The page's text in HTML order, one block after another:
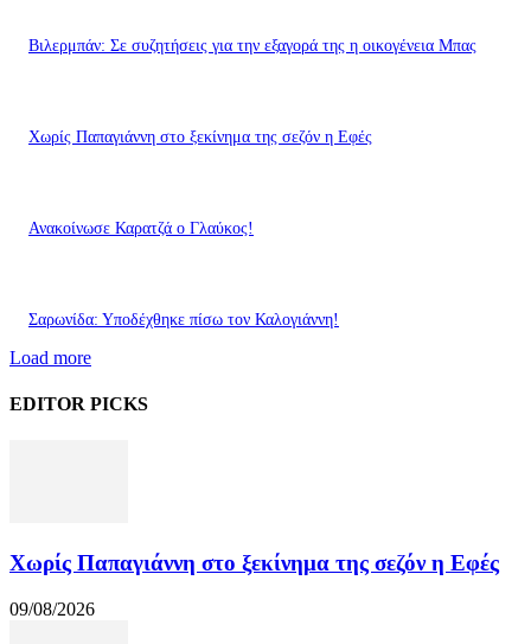
Βιλερμπάν: Σε συζητήσεις για την εξαγορά της η οικογένεια Μπας
Χωρίς Παπαγιάννη στο ξεκίνημα της σεζόν η Εφές
Ανακοίνωσε Καρατζά ο Γλαύκος!
Σαρωνίδα: Υποδέχθηκε πίσω τον Καλογιάννη!
Load more
EDITOR PICKS
Χωρίς Παπαγιάννη στο ξεκίνημα της σεζόν η Εφές
09/08/2026